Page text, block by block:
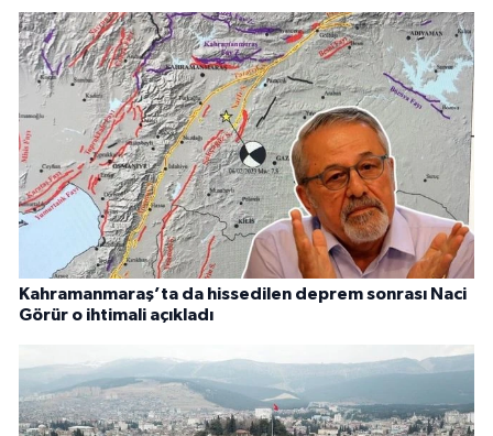
Kahramanmaraş’ta da hissedilen deprem sonrası Naci
Görür o ihtimali açıkladı